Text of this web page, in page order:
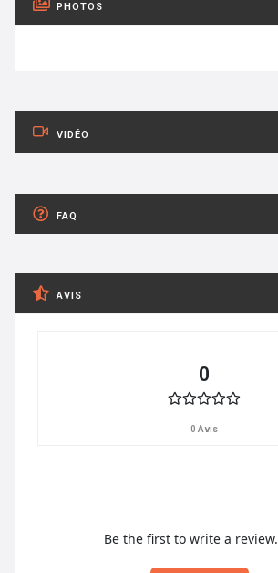
PHOTOS
VIDÉO
FAQ
AVIS
0
0 Avis
Be the first to write a review.